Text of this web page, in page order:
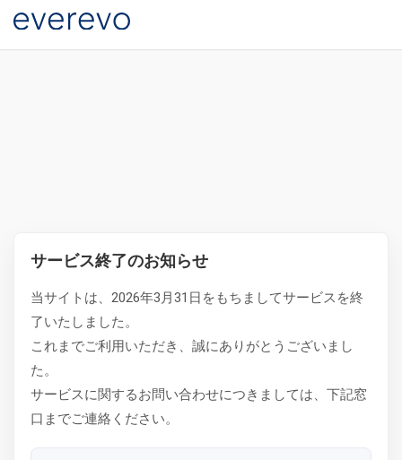
サービス終了のお知らせ
当サイトは、2026年3月31日をもちましてサービスを終
了いたしました。
これまでご利用いただき、誠にありがとうございまし
た。
サービスに関するお問い合わせにつきましては、下記窓
口までご連絡ください。